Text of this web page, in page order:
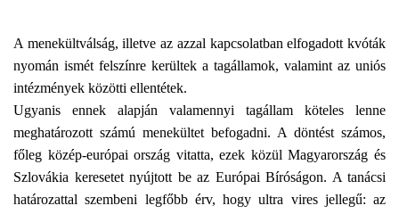
A menekültválság, illetve az azzal kapcsolatban elfogadott kvóták
nyomán ismét felszínre kerültek a tagállamok, valamint az uniós
intézmények közötti ellentétek.
Ugyanis ennek alapján valamennyi tagállam köteles lenne
meghatározott számú menekültet befogadni. A döntést számos,
főleg közép-európai ország vitatta, ezek közül Magyarország és
Szlovákia keresetet nyújtott be az Európai Bíróságon. A tanácsi
határozattal szembeni legfőbb érv, hogy ultra vires jellegű: az